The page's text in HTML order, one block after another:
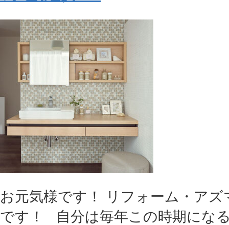
お元気様です！ リフォーム・アズ
です！ 自分は毎年この時期にな